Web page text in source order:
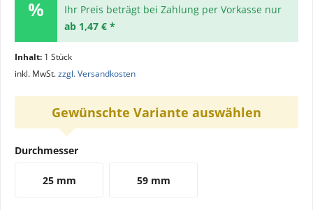
Ihr Preis beträgt bei Zahlung per Vorkasse nur
ab 1,47 € *
Inhalt: 1 Stück
inkl. MwSt.zzgl. Versandkosten
Gewünschte Variante auswählen
Durchmesser
25 mm 59 mm